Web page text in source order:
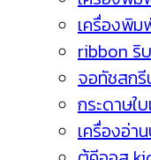
เครื่องพิม
ribbon ริ
จอทัชสก
กระดาษใ
เครื่องอ่า